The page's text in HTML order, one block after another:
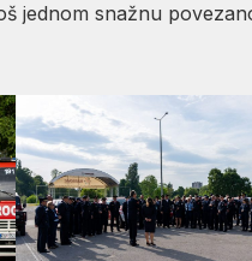
jednom snažnu